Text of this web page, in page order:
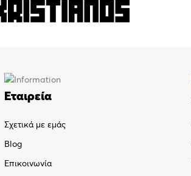
Εταιρεία
Σχετικά με εμάς
Blog
Επικοινωνία